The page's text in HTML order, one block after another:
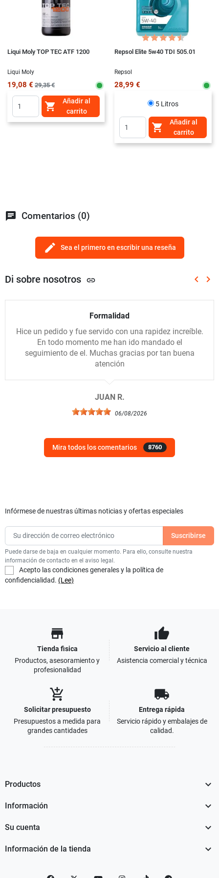
Liqui Moly TOP TEC ATF 1200
Liqui Moly
19,08 € 29,35 €

Añadir al
carrito
Repsol Elite 5w40 TDI 505.01
Repsol
28,99 €
5 Litros

Añadir al
carrito
chat Comentarios (0)
edit Sea el primero en escribir una reseña
Di sobre nosotros link keyboard_arrow_left keyboard_arrow_right
Formalidad
Hice un pedido y fue servido con una rapidez increíble.
En todo momento me han ido mandado el
seguimiento de el. Muchas gracias por tan buena
atención
JUAN R.
06/08/2026
Mira todos los comentarios 8760
Infórmese de nuestras últimas noticias y ofertas especiales
Puede darse de baja en cualquier momento. Para ello, consulte nuestra
información de contacto en el aviso legal.
Acepto las condiciones generales y la política de
confidencialidad. (Lee)
store
Tienda fisica
Productos, asesoramiento y
profesionalidad
thumb_up
Servicio al cliente
Asistencia comercial y técnica
add_shopping_cart
Solicitar presupuesto
Presupuestos a medida para
grandes cantidades
local_shipping
Entrega rápida
Servicio rápido y embalajes de
calidad.
Productos 
Información 
Su cuenta 
Información de la tienda 